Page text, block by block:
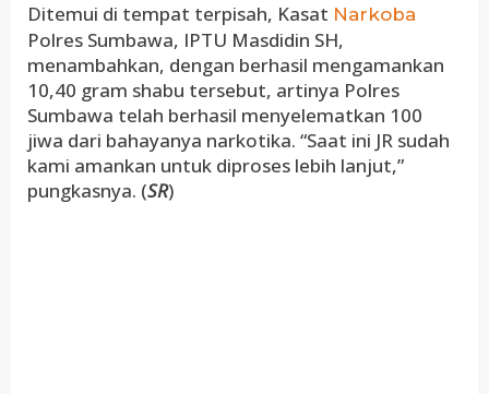
Ditemui di tempat terpisah, Kasat Narkoba
Polres Sumbawa, IPTU Masdidin SH,
menambahkan, dengan berhasil mengamankan
10,40 gram shabu tersebut, artinya Polres
Sumbawa telah berhasil menyelematkan 100
jiwa dari bahayanya narkotika. “Saat ini JR sudah
kami amankan untuk diproses lebih lanjut,”
pungkasnya. (SR)